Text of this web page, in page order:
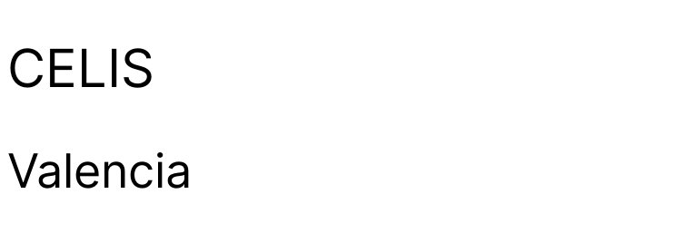
CELIS
Valencia